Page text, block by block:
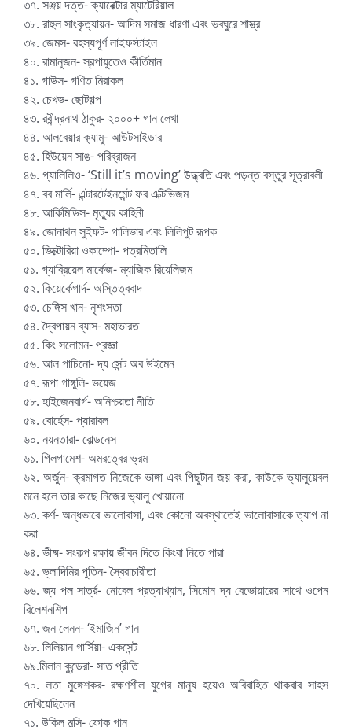
৩৭. সঞ্জয় দত্ত- ক্যারেক্টার ম্যাটেরিয়াল
৩৮. রাহুল সাংকৃত্যায়ন- আদিম সমাজ ধারণা এবং ভবঘুরে শাস্ত্র
৩৯. জেমস- রহস্যপূর্ণ লাইফস্টাইল
৪০. রামানুজন- স্বল্পায়ুতেও কীর্তিমান
৪১. গাউস- গণিত মিরাকল
৪২. চেখভ- ছোটগল্প
৪৩. রবীন্দ্রনাথ ঠাকুর- ২০০০+ গান লেখা
৪৪. আলবেয়ার ক্যামু- আউটসাইডার
৪৫. হিউয়েন সাঙ- পরিব্রাজন
৪৬. গ্যালিলিও- ‘Still it’s moving’ উদ্ধ্বতি এবং পড়ন্ত বস্তুর সূত্রাবলী
৪৭. বব মার্লি- এন্টারটেইনমেন্ট ফর এক্টিভিজম
৪৮. আর্কিমিডিস- মৃত্যুর কাহিনী
৪৯. জোনাথন সুইফট- গালিভার এবং লিলিপুট রূপক
৫০. ভিক্টোরিয়া ওকাম্পো- পত্রমিতালি
৫১. গ্যাব্রিয়েল মার্কেজ- ম্যাজিক রিয়েলিজম
৫২. কিয়ের্কেগার্দ- অস্তিত্ববাদ
৫৩. চেঙ্গিস খান- নৃশংসতা
৫৪. দ্বৈপায়ন ব্যাস- মহাভারত
৫৫. কিং সলোমন- প্রজ্ঞা
৫৬. আল পাচিনো- দ্য সেন্ট অব উইমেন
৫৭. রূপা গাঙ্গুলি- ভয়েজ
৫৮. হাইজেনবার্গ- অনিশ্চয়তা নীতি
৫৯. বোর্হেস- প্যারাবল
৬০. নয়নতারা- বোল্ডনেস
৬১. গিলগামেশ- অমরত্বের ভ্রম
৬২. অর্জুন- ক্রমাগত নিজেকে ভাঙ্গা এবং পিছুটান জয় করা, কাউকে ভ্যালুয়েবল
মনে হলে তার কাছে নিজের ভ্যালু খোয়ানো
৬৩. কর্ণ- অন্ধভাবে ভালোবাসা, এবং কোনো অবস্থাতেই ভালোবাসাকে ত্যাগ না
করা
৬৪. ভীষ্ম- সংকল্প রক্ষায় জীবন দিতে কিংবা নিতে পারা
৬৫. ভ্লাদিমির পুতিন- স্বৈরাচারীতা
৬৬. জ্য পল সার্ত্র- নোবেল প্রত্যাখ্যান, সিমোন দ্য বেভোয়ারের সাথে ওপেন
রিলেশনশিপ
৬৭. জন লেনন- ‘ইমাজিন’ গান
৬৮. লিলিয়ান গার্সিয়া- একসেন্ট
৬৯.মিলান কুন্ডেরা- সাত প্রীতি
৭০. লতা মুঙ্গেশকর- রক্ষণশীল যুগের মানুষ হয়েও অবিবাহিত থাকবার সাহস
দেখিয়েছিলেন
৭১. উকিল মুন্সি- ফোক গান